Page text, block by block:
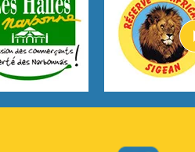
Kygo
Heart On Fire
Lovecats
Hate that i made you love me
Ariana Grande –